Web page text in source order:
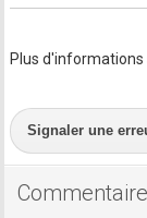
Plus
Signaler une